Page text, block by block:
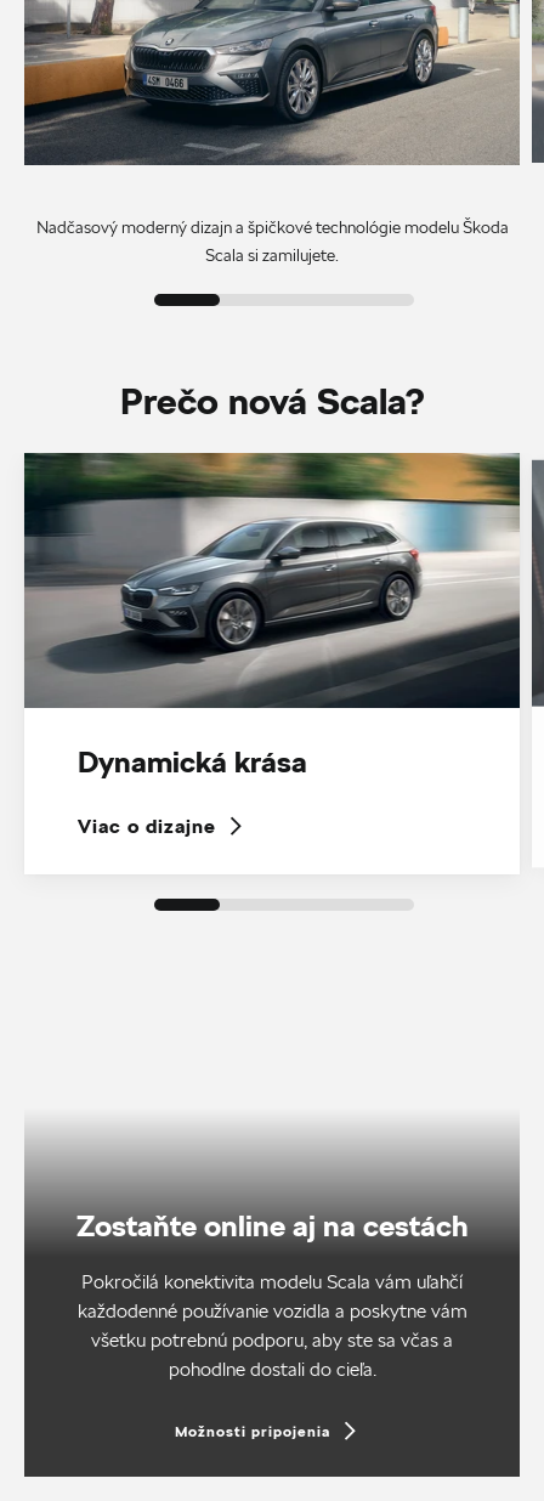
Nadčasový moderný dizajn a špičkové technológie modelu Škoda
Scala si zamilujete.
Prečo nová Scala?
Dynamická krása
Viac o dizajne
Zostaňte online aj na cestách
Pokročilá konektivita modelu Scala vám uľahčí
každodenné používanie vozidla a poskytne vám
všetku potrebnú podporu, aby ste sa včas a
pohodlne dostali do cieľa.
Možnosti pripojenia